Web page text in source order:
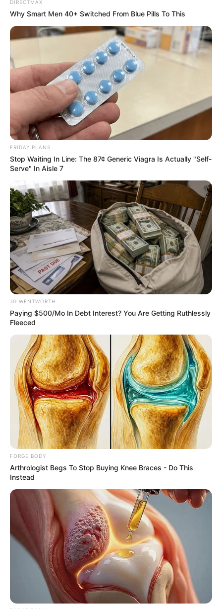
ความรักสุกงอมเต็มที่ สรรหาสิ่งดีๆ มาให้กัน ทำให้ชีวิต
ประจำวันมีความสุข มีกำลังใจในการทำฝันให้เป็นจริง คน
โสดได้เพื่อนดี คอยแนะนำให้เป็นฝั่งฝา ดวงความรักช่วง
กลางเดือนเกิดความหลงใหล เป็นความใคร่มากกว่าความ
รัก เลยไม่ค่อยจะยืนนานสักเท่าไหร่ เชื่อใครไม่ค่อยได้ มัก
จะทำให้เสียน้ำตา คนโสดจะมีรักที่ไม่เปิดเผย แอบรักเขา
บ้าง รักคนมีเจ้าของบ้าง จะสมหวังลงเอยยากเหลือเกิน ถ้า
มีคนรักแล้ว มักจะมีเรื่องทำให้ไขว้เขว
ราศีเมถุน (15 มิถุนายน – 15 กรกฎาคม)
ความรักแอบเล็งใครไว้ให้รีบทำคะแนน ช่วงนี้เขาหรือเธอ
คนนั้นจะเริ่มใจอ่อนแล้ว ถ้ามีคนรักแล้วแง่งอนกันบ่อย
ต้องหาเวลาพักผ่อนด้วยกันบ้าง ดวงความรักมีเสน่ห์แรง
สุดๆ ลุกขึ้นมาดูแลตัวเองบ้าง จะทำให้คนรอบข้างหวั่นไหว
คนโสดได้ปิ๊งรักสดใส ถ้ามีคนรักแล้ว แอบหวานจนน่า
อิจฉา อ่อนหวาน ถ้อยทีถ้อยอาศัย ไม่เลือดร้อนประชด
ประชันเหมือนเคย คนโสด Lucky in love มีคนมา
สารภาพรัก
ราศีกรกฎ (16 กรกฎาคม – 16 สิงหาคม)
ความรักกระท่อนกระแท่น เดี๋ยวดีเดี๋ยวเลิก ยับยั้งชั่งใจทำ
อะไรใจเย็น แล้วทุกอย่างจะจบลงด้วยดี ช่วงกลางเดือนคน
โสดที่กำลังหงอยเหงา จะมีคนแนะนำให้รู้จักคนถูกใจ ส่วน
ถ้ามีคนรักแล้วก็หวานจนน่าอิจฉา ปลายเดือนคนมีคู่เริ่ม
เจ้าชู้ แอบมองคนนั้นคนนี้ หว่านเสน่ห์ไปทั่ว ให้ระวังเรื่อง
ขัดแย้ง คนโสดคงมีกิ๊กควงแก้เหงา แต่ที่จะหวังให้ยืนยาว
คงต้องรออีกหน่อย
ราศีสิงห์ (17 สิงหาคม – 15 กันยายน)
ความรักน้อยอกน้อยใจสารพัดเรื่อง คิดให้น้อยๆ หน่อย
ความรักจะได้สดชื่น คนโสดได้เพื่อนแนะนำให้รู้จัก แต่ช่วง
นี้คนที่เข้ามาจะอายุมากกว่าสักหน่อย กลางเดือนความรัก
งอนกันอยู่เรื่อย ให้ใจลงหน่อย รับรองหวานชื่นแน่ ส่วนคน
โสดหาเรื่องเดินทางจะได้พบรักโดยบังเอิญ ปลายเดือน
ความรักค่อยๆ บ่มเพาะความหวานกันทีละน้อย แต่บาง
ครั้งก็มีของขึ้นบ้าง ส่วนคนโสดได้สะดุดรักโดยบังเอิญ
DIRECTMAX
Why Smart Men 40+ Switched From Blue Pills To This
FRIDAY PLANS
Stop Waiting In Line: The 87¢ Generic Viagra Is Actually "Self-
Serve" In Aisle 7
JG WENTWORTH
Paying $500/Mo In Debt Interest? You Are Getting Ruthlessly
Fleeced
FORGE BODY
Arthrologist Begs To Stop Buying Knee Braces - Do This
Instead